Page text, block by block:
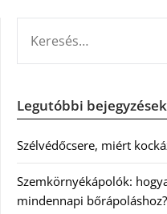
Legutóbbi bejegyzések
Szélvédőcsere, miért
Szemkörnyékápolók:
mindennapi bőrápoláshoz?